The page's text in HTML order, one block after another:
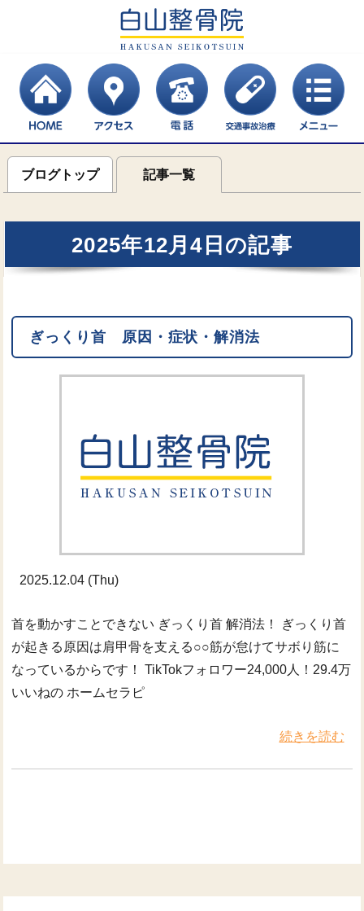
ブログトップ 記事一覧
2025年12月4日の記事
ぎっくり首 原因・症状・解消法
2025.12.04 (Thu)
首を動かすことできない ぎっくり首 解消法！ ぎっくり首
が起きる原因は肩甲骨を支える○○筋が怠けてサボり筋に
なっているからです！ TikTokフォロワー24,000人！29.4万
いいねの ホームセラピ
続きを読む